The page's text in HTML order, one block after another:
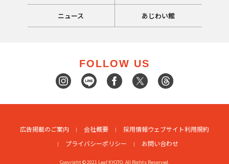
ニュース あじわい館
FOLLOW US
広告掲載のご案内 会社概要 採用情報ウェブサイト利用規約
プライバシーポリシー
お問い合わせ
Copyright © 2021 Leaf KYOTO. All Rights Reserved.